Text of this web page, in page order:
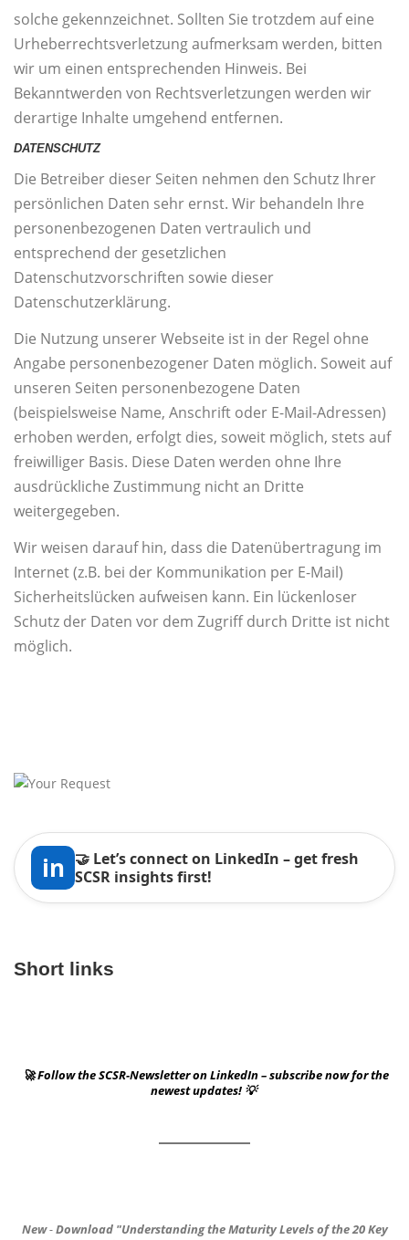
solche gekennzeichnet. Sollten Sie trotzdem auf eine
Urheberrechtsverletzung aufmerksam werden, bitten
wir um einen entsprechenden Hinweis. Bei
Bekanntwerden von Rechtsverletzungen werden wir
derartige Inhalte umgehend entfernen.
DATENSCHUTZ
Die Betreiber dieser Seiten nehmen den Schutz Ihrer
persönlichen Daten sehr ernst. Wir behandeln Ihre
personenbezogenen Daten vertraulich und
entsprechend der gesetzlichen
Datenschutzvorschriften sowie dieser
Datenschutzerklärung.
Die Nutzung unserer Webseite ist in der Regel ohne
Angabe personenbezogener Daten möglich. Soweit auf
unseren Seiten personenbezogene Daten
(beispielsweise Name, Anschrift oder E-Mail-Adressen)
erhoben werden, erfolgt dies, soweit möglich, stets auf
freiwilliger Basis. Diese Daten werden ohne Ihre
ausdrückliche Zustimmung nicht an Dritte
weitergegeben.
Wir weisen darauf hin, dass die Datenübertragung im
Internet (z.B. bei der Kommunikation per E-Mail)
Sicherheitslücken aufweisen kann. Ein lückenloser
Schutz der Daten vor dem Zugriff durch Dritte ist nicht
möglich.
in 🤝 Let’s connect on LinkedIn – get fresh
SCSR insights first!
Short links
🚀 Follow the SCSR-Newsletter on LinkedIn – subscribe now for the
newest updates! 💡
New-Download "Understanding the Maturity Levels of the 20 Key